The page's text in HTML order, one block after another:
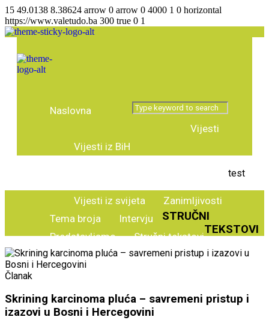
15 49.0138 8.38624 arrow 0 arrow 0 4000 1 0 horizontal
https://www.valetudo.ba 300 true 0 1
Naslovna
Vijesti
Vijesti iz BiH
Vijesti iz svijeta
Zanimljivosti
Tema broja
Intervju
Predstavljamo
Stručni tekstovi
test
STRUČNI
TEKSTOVI
Članak
Skrining karcinoma pluća – savremeni pristup i
izazovi u Bosni i Hercegovini